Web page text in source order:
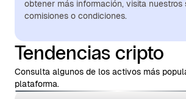
obtener más información, visita nuestros
comisiones o condiciones.
Tendencias cripto
Consulta algunos de los activos más
plataforma.